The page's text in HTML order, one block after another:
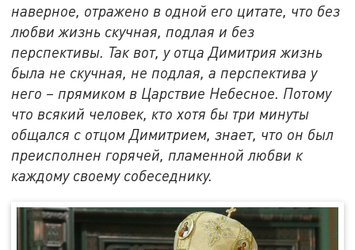
наверное, отражено в одной его цитате, что без
любви жизнь скучная, подлая и без
перспективы. Так вот, у отца Димитрия жизнь
была не скучная, не подлая, а перспектива у
него – прямиком в Царствие Небесное. Потому
что всякий человек, кто хотя бы три минуты
общался с отцом Димитрием, знает, что он был
преисполнен горячей, пламенной любви к
каждому своему собеседнику.